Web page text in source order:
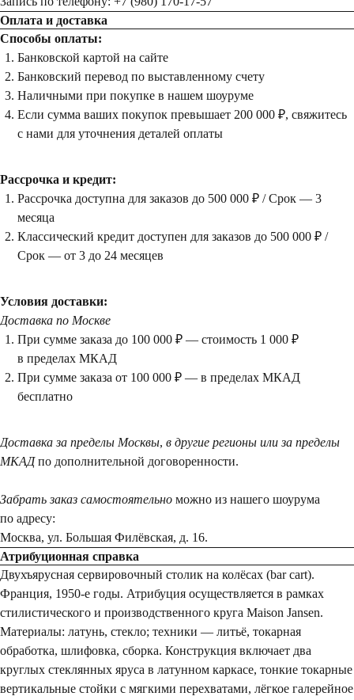
Оплата и доставка
Способы оплаты:
Банковской картой на сайте
Банковский перевод по выставленному счету
Наличными при покупке в нашем шоуруме
Если сумма ваших покупок превышает 200 000 ₽, свяжитесь
с нами для уточнения деталей оплаты
Рассрочка и кредит:
Рассрочка доступна для заказов до 500 000 ₽ / Срок — 3
месяца
Классический кредит доступен для заказов до 500 000 ₽ /
Срок — от 3 до 24 месяцев
Условия доставки:
Доставка по Москве
При сумме заказа до 100 000 ₽ — стоимость 1 000 ₽
в пределах МКАД
При сумме заказа от 100 000 ₽ — в пределах МКАД
бесплатно
Доставка за пределы Москвы, в другие регионы или за пределы
МКАДпо дополнительной договоренности.
Забрать заказ самостоятельно можно из нашего шоурума
по адресу:
Москва, ул. Большая Филёвская, д. 16.
Атрибуционная справка
Двухъярусная сервировочный столик на колёсах (bar cart).
Франция, 1950-е годы. Атрибуция осуществляется в рамках
стилистического и производственного круга Maison Jansen.
Материалы: латунь, стекло; техники — литьё, токарная
обработка, шлифовка, сборка. Конструкция включает два
круглых стеклянных яруса в латунном каркасе, тонкие токарные
вертикальные стойки с мягкими перехватами, лёгкое галерейное